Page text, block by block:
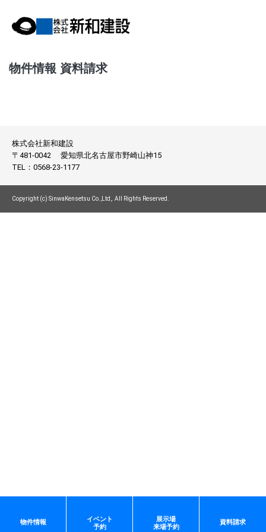
物件情報 資料請求
株式会社新和建設
〒481-0042
愛知県北名古屋市野崎山神15
TEL： 0568-23-1177
Copyright (c) SinwaKensetsu Co.,Ltd,. All Rights Reserved.
物件情報
イベント
予約
展示場
来場予約
資料請求